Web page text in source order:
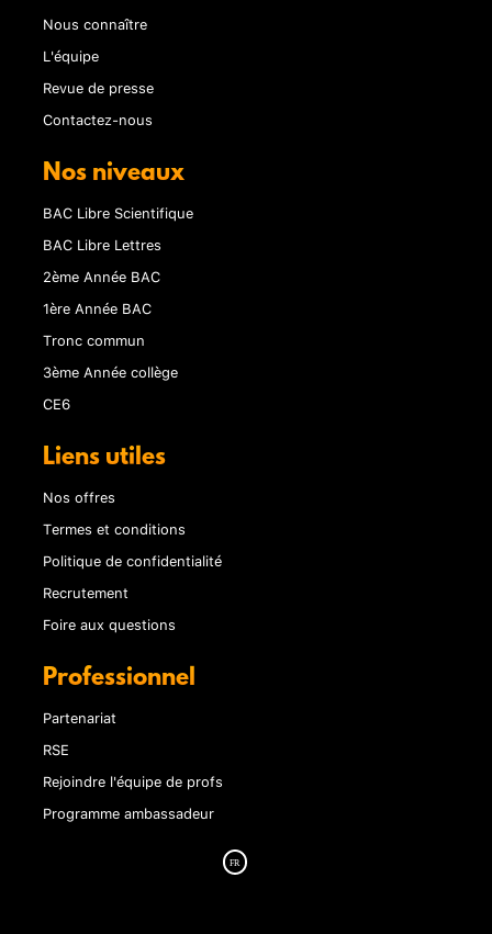
Nous connaître
L'équipe
Revue de presse
Contactez-nous
Nos niveaux
BAC Libre Scientifique
BAC Libre Lettres
2ème Année BAC
1ère Année BAC
Tronc commun
3ème Année collège
CE6
Liens utiles
Nos offres
Termes et conditions
Politique de confidentialité
Recrutement
Foire aux questions
Professionnel
Partenariat
RSE
Rejoindre l'équipe de profs
Programme ambassadeur